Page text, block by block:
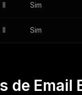
Sim
Sim
de Email